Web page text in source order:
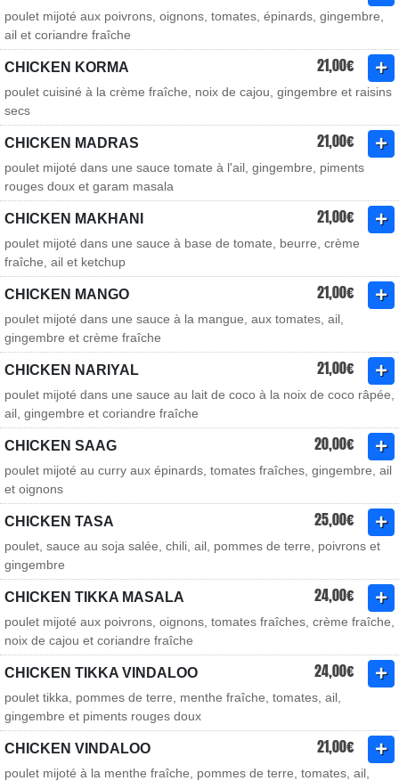
poulet mijoté aux poivrons, oignons, tomates, épinards, gingembre,
ail et coriandre fraîche
CHICKEN KORMA 21,00€
poulet cuisiné à la crème fraîche, noix de cajou, gingembre et raisins
secs
CHICKEN MADRAS 21,00€
poulet mijoté dans une sauce tomate à l'ail, gingembre, piments
rouges doux et garam masala
CHICKEN MAKHANI 21,00€
poulet mijoté dans une sauce à base de tomate, beurre, crème
fraîche, ail et ketchup
CHICKEN MANGO 21,00€
poulet mijoté dans une sauce à la mangue, aux tomates, ail,
gingembre et crème fraîche
CHICKEN NARIYAL 21,00€
poulet mijoté dans une sauce au lait de coco à la noix de coco râpée,
ail, gingembre et coriandre fraîche
CHICKEN SAAG 20,00€
poulet mijoté au curry aux épinards, tomates fraîches, gingembre, ail
et oignons
CHICKEN TASA 25,00€
poulet, sauce au soja salée, chili, ail, pommes de terre, poivrons et
gingembre
CHICKEN TIKKA MASALA 24,00€
poulet mijoté aux poivrons, oignons, tomates fraîches, crème fraîche,
noix de cajou et coriandre fraîche
CHICKEN TIKKA VINDALOO 24,00€
poulet tikka, pommes de terre, menthe fraîche, tomates, ail,
gingembre et piments rouges doux
CHICKEN VINDALOO 21,00€
poulet mijoté à la menthe fraîche, pommes de terre, tomates, ail,